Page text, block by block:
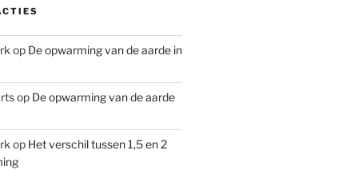
op De opwarming van de aarde in
op De opwarming van de aarde
op Het verschil tussen 1,5 en 2